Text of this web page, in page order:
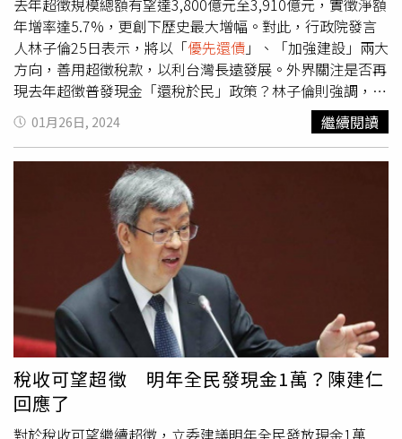
設計出類似18％優惠存款「脫離現實的產品」，責任不能推
給繳交年金的底層公教扛。他說，若年金已努力節流，破產
危機仍揮之不去，主政官員就應警覺沒抓到問題核心，不應
故步自封。殷乃平認為，動輒要扣檢討者「反改革」大帽
子，既沒同理心又看扁公教，但等哪天公教團結群起反彈
時，社會已經被撕裂得差不多，只有政客笑開懷。前立委李
德維直言，綠營將年改案視為「選戰工具」，仗著昔日立委
過半，包裹立法，強逼公教吞苦果，如今勞保也瀕臨破產，
難道還要「如法炮製」，讓所有退休族淪「均貧」，引爆更
大社會危機？他認為，只會砍年金替代率，就是最偷懶、最
不負責任的官員，國民黨既成國會最大黨，當然有責任督促
通盤檢討。全國教師工會總聯合會秘書長劉欽旭警告，教師
的年改後遺症其實已經浮現，在公教年金改採「確定提撥
制」後，許多屆退教師怕退休金縮水、拒絕退休，學校沒缺
額給年輕老師，無法新陳代謝，學生、家長也都不滿，年改
的複雜性絕非「年輕老師免擔憂領不到退休金」能一言以蔽
之。全教總警告，公教年改貿然上路後遺症已經出現，例如
老師出現延退現象，師資老化難代謝。圖為教師團體抗議公
教退撫新制倉促上路。（圖／報系資料照）他說，當初年改
倉促上路，政府很多承諾都沒做到，例如政府曾承諾公教有
年增率達5.7%，更創下歷史最大增幅。對此，行政院發言
人林子倫25日表示，將以「優先還債 」、「加強建設」兩大
方向，善用超徵稅款，以利台灣長遠發展。外界關注是否再
現去年超徵普發現金「還稅於民」政策？林子倫則強調，相
關經費運用會堅守財政紀律，暫無普發現金規劃。針對行政
院說法，國民黨立法委員曾銘宗今受訪表示，建議行政院踏
實一點，超徵稅賦應全數用以「還債」，才是健全財政良
方。曾銘宗舉例，光112年度中央政府1年以上公共債務未
償餘額已暴增到6兆6,748億元，為蔡政府執政以來新高，
「債留子孫」是蔡政府留下的未爆彈，中央政府卻老是以還
債有成模糊潛在負債問題，賴清德520上任後馬上就要扛
責，根本笑不出來。曾銘宗補充，行政院「加強建設」說法
相當抽象，預料只是宣傳手段，以蔡英文總統第一任「前瞻
基礎建設」來說，編列13項達新台幣2.49兆特別預算，目前
看來執行效果不彰，未來若真將超徵稅賦用以建設，也是得
以「特別預算」送立院審查，但是第11屆新國會已非民進黨
絕對多數，無法強行通過，八成會被退回，屆時也只會淪為
執政與在野陣營互批「阻擋建設」、「債留子孫」的口水
戰，無助國家發展。曾銘宗呼籲，蔡政府應妥善將超徵稅款
規劃用以還債，不僅讓下台的身影漂亮些，也才有助國家永
01月26日, 2024 繼續閱讀
稅收可望超徵 明年全民發現金1萬？陳建仁
回應了
對於稅收可望繼續超徵，立委建議明年全民發放現金1萬